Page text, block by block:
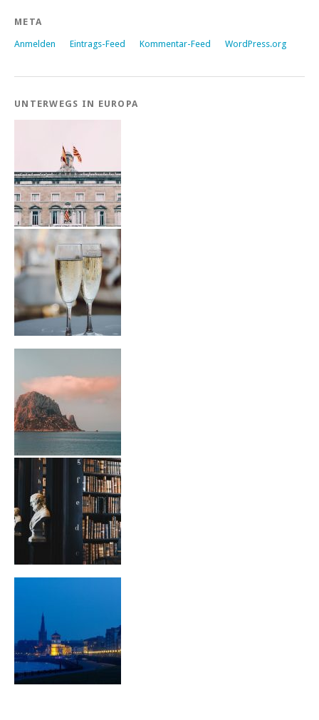
META
Anmelden Eintrags-Feed Kommentar-Feed WordPress.org
UNTERWEGS IN EUROPA